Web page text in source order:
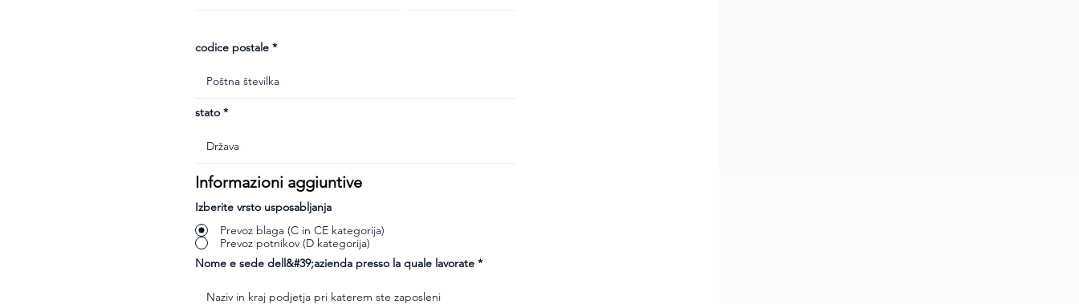
codice postale
stato
Informazioni aggiuntive
Izberite vrsto usposabljanja
Prevoz blaga (C in CE kategorija)
Prevoz potnikov (D kategorija)
Nome e sede dell&#39;azienda presso la quale lavorate